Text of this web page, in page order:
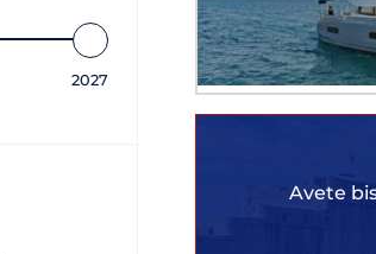
2027
Avete